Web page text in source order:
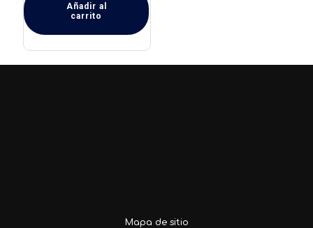
Añadir al
carrito
Mapa de sitio